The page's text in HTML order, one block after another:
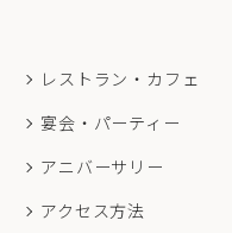
レストラン・カフェ
宴会・パーティー
アニバーサリー
アクセス方法